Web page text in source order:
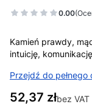
0.00
Kamień prawdy,
intuicję,
Przejdź do pełnego
Cena
52,37 złbez VAT